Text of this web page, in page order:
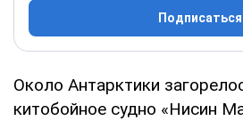
Подписаться
Около Антарктики
китобойное судно «Нисин